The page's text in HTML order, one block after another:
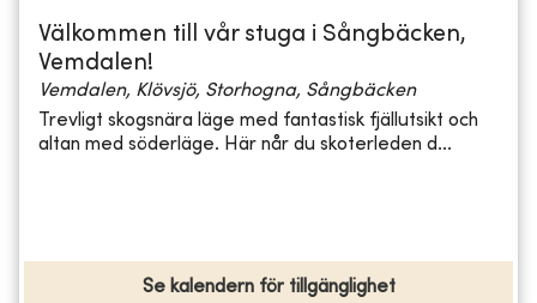
Välkommen till vår stuga i Sångbäcken,
Vemdalen!
Vemdalen, Klövsjö, Storhogna, Sångbäcken
Trevligt skogsnära läge med fantastisk fjällutsikt och
altan med söderläge. Här når du skoterleden d...
Se kalendern för tillgänglighet